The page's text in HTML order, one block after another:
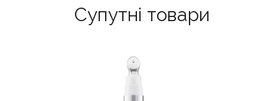
Супутні товари